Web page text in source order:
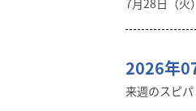
7月28日（火
2026年
来週のスピパ